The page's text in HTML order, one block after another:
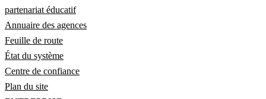
partenariat éducatif
Annuaire des agences
Feuille de route
État du système
Centre de confiance
Plan du site